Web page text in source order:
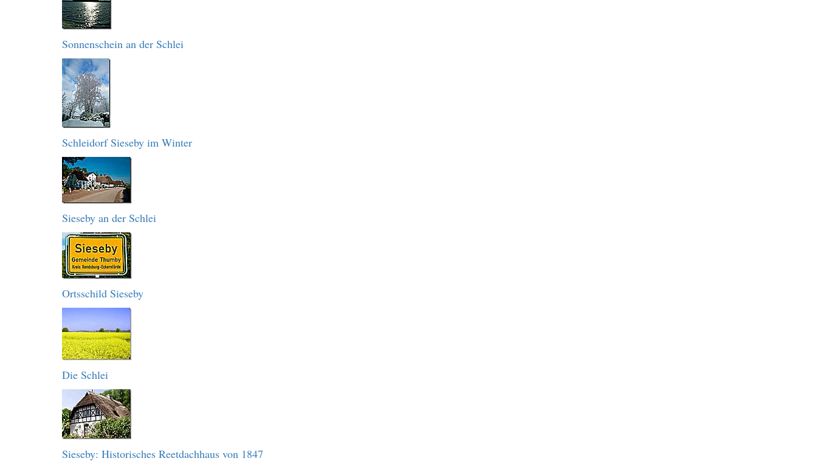
Sonnenschein an der Schlei
Schleidorf Sieseby im Winter
Sieseby an der Schlei
Ortsschild Sieseby
Die Schlei
Sieseby: Historisches Reetdachhaus von 1847